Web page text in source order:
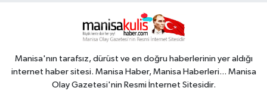
Manisa'nın tarafsız, dürüst ve en doğru haberlerinin yer aldığı
internet haber sitesi. Manisa Haber, Manisa Haberleri... Manisa
Olay Gazetesi'nin Resmi İnternet Sitesidir.